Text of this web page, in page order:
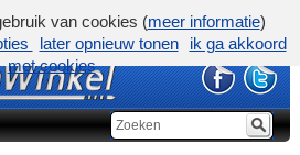
van cookies (meer informatie)
later opnieuw tonen
ik ga akkoord
met cookies